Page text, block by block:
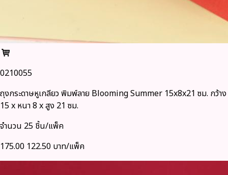
0210055
ถุงกระดาษหูเกลียว พิมพ์ลาย Blooming Summer 15x8x21 ซม. กว้าง
15 x หนา 8 x สูง 21 ซม.
จำนวน 25 ชิ้น/แพ็ค
175.00 122.50 บาท/แพ็ค